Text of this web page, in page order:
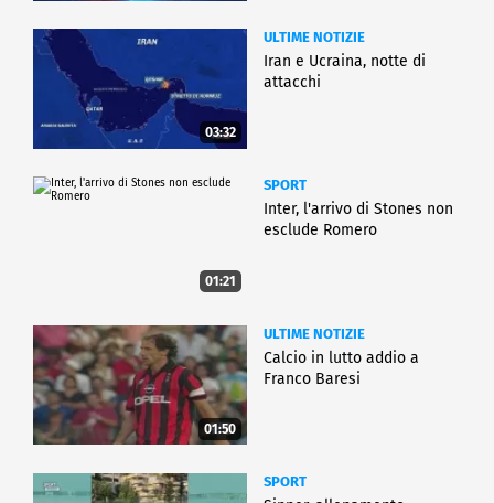
03:32
ULTIME NOTIZIE
Iran e Ucraina, notte di
attacchi
01:21
SPORT
Inter, l'arrivo di Stones non
esclude Romero
01:50
ULTIME NOTIZIE
Calcio in lutto addio a
Franco Baresi
SPORT